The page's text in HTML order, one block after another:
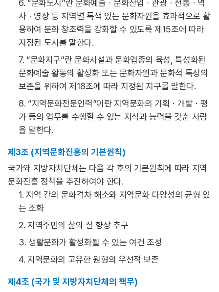
6. “문화도시”란 문화예술ㆍ문화산업ㆍ관광ㆍ전통ㆍ역
사ㆍ영상 등 지역별 특색 있는 문화자원을 효과적으로 활
용하여 문화 창조력을 강화할 수 있도록 제15조에 따라
지정된 도시를 말한다.
7. “문화지구”란 문화시설과 문화업종의 육성, 특성화된
문화예술 활동의 활성화 또는 문화자원과 문화적 특성의
보존을 위하여 제18조에 따라 지정된 지구를 말한다.
8. “지역문화전문인력”이란 지역문화의 기획ㆍ개발ㆍ평
가 등의 업무를 수행할 수 있는 지식과 능력을 갖춘 사람
을 말한다.
제3조 (지역문화진흥의 기본원칙)
국가와 지방자치단체는 다음 각 호의 기본원칙에 따라 지역
문화진흥 정책을 추진하여야 한다.
1. 지역 간의 문화격차 해소와 지역문화 다양성의 균형 있
는 조화
2. 지역주민의 삶의 질 향상 추구
3. 생활문화가 활성화될 수 있는 여건 조성
4. 지역문화의 고유한 원형의 우선적 보존
제4조 (국가 및 지방자치단체의 책무)